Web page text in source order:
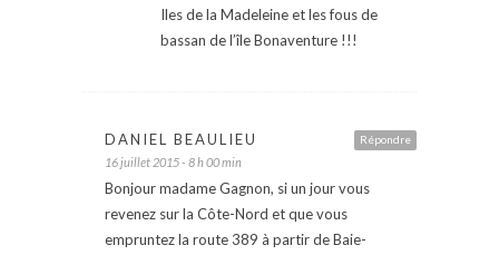
Iles de la Madeleine et les fous de
bassan de l’île Bonaventure !!!
Répondre
DANIEL BEAULIEU
16 juillet 2015 - 8 h 00 min
Bonjour madame Gagnon, si un jour vous
revenez sur la Côte-Nord et que vous
empruntez la route 389 à partir de Baie-